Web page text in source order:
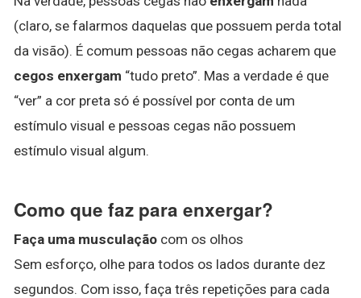
(claro, se falarmos daquelas que possuem perda total
da visão). É comum pessoas não cegas acharem que
cegos enxergam “tudo preto”. Mas a verdade é que
“ver” a cor preta só é possível por conta de um
estímulo visual e pessoas cegas não possuem
estímulo visual algum.
Como que faz para enxergar?
Faça uma musculação com os olhos
Sem esforço, olhe para todos os lados durante dez
segundos. Com isso, faça três repetições para cada